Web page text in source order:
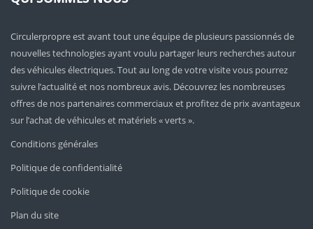
Circulerpropre est avant tout une équipe de plusieurs passionnés de
nouvelles technologies ayant voulu partager leurs recherches autour
des véhicules électriques. Tout au long de votre visite vous pourrez
suivre l’actualité et nos nombreux avis. Découvrez les nombreuses
offres de nos partenaires commerciaux et profitez de prix avantageux
sur l’achat de véhicules et matériels « verts ».
Conditions générales
Politique de confidentialité
Politique de cookie
Plan du site